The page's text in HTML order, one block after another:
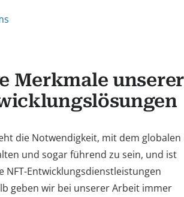
Merkmale unserer
die Notwendigkeit, mit dem globalen
und sogar führend zu sein, und ist
NFT-Entwicklungsdienstleistungen
geben wir bei unserer Arbeit immer